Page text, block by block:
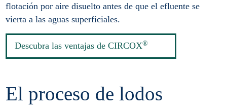
flotación por aire disuelto antes de que el efluente se
vierta a las aguas superficiales.
Descubra las ventajas de CIRCOX®
El proceso de lodos